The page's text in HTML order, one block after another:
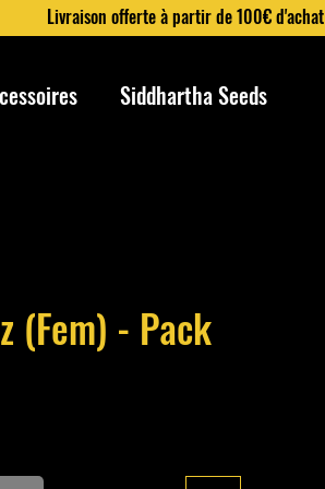
Livraison offerte à partir de 100€ d'achat
Siddhartha Seeds
(Fem) - Pack